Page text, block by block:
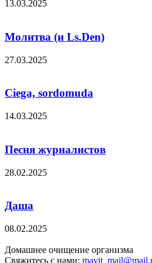
13.03.2025
Молитва (и Ls.Den)
27.03.2025
Ciega, sordomuda
14.03.2025
Песня журналистов
28.02.2025
Даша
08.02.2025
Домашнее очищение организма
Свяжитесь с нами: